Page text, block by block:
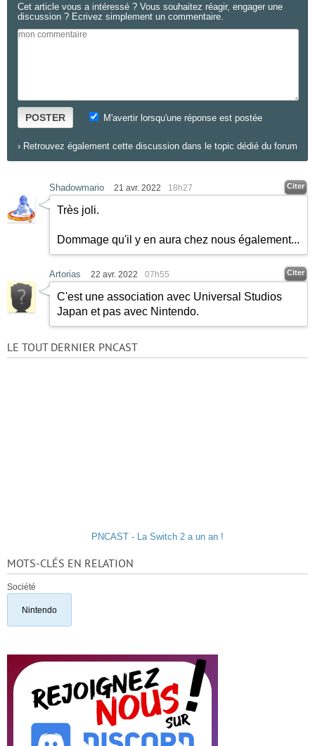
Cet article vous a intéressé ? Vous souhaitez réagir, engager une
discussion ? Ecrivez simplement un commentaire.
POSTER M'avertir lorsqu'une réponse est postée
› Retrouvez également cette discussion dans le topic dédié du forum
Shadowmario 21 avr. 2022 18h27 Citer
Très joli.
Dommage qu'il y en aura chez nous également...
Artorias 22 avr. 2022 07h55 Citer
C'est une association avec Universal Studios
Japan et pas avec Nintendo.
LE TOUT DERNIER PNCAST
PNCAST - La Switch 2 a un an !
MOTS-CLÉS EN RELATION
Société
Nintendo